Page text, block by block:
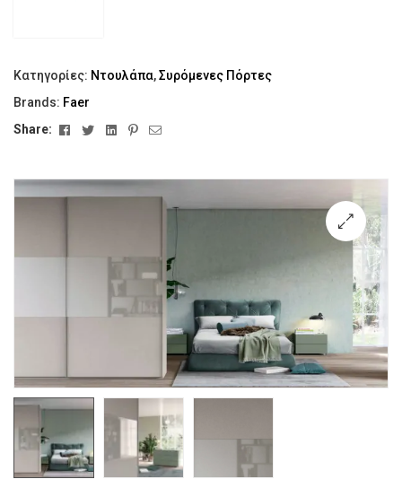
🔍
Κατηγορίες: Ντουλάπα,Συρόμενες Πόρτες
Brands: Faer
Share:
FacebookTwitterLinkedinPinterest
Email